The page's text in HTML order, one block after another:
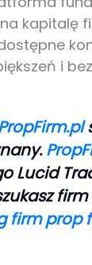
kapitalę
i
Lucid
firm prop